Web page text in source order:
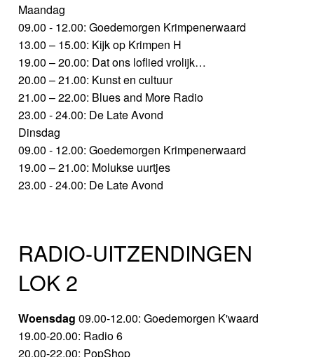
Maandag
09.00 - 12.00: Goedemorgen Krimpenerwaard
13.00 – 15.00: Kijk op Krimpen H
19.00 – 20.00: Dat ons loflied vrolijk…
20.00 – 21.00: Kunst en cultuur
21.00 – 22.00: Blues and More Radio
23.00 - 24.00: De Late Avond
Dinsdag
09.00 - 12.00: Goedemorgen Krimpenerwaard
19.00 – 21.00: Molukse uurtjes
23.00 - 24.00: De Late Avond
RADIO-UITZENDINGEN
LOK 2
Woensdag 09.00-12.00: Goedemorgen K'waard
19.00-20.00: Radio 6
20.00-22.00: PopShop